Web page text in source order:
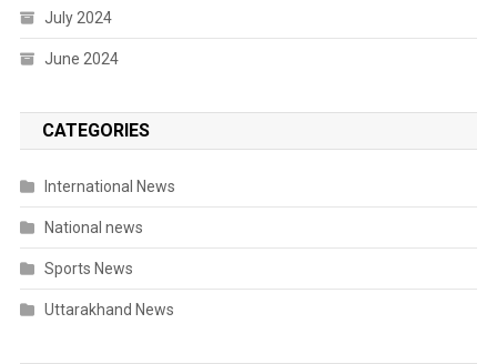
July 2024
June 2024
CATEGORIES
International News
National news
Sports News
Uttarakhand News